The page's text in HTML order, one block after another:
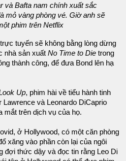
và Bafta nam chính xuất sắc
mỏ vàng phòng vé. Giờ anh sẽ
phim trên Netflix
tuyến sẽ không bằng lòng dừng
nhà sản xuất No Time to Die trong
thành công, để đưa Bond lên hạ
Up, phim hài về tiểu hành tinh
và Leonardo DiCaprio
mắt trên dịch vụ của họ.
ở Hollywood, có một căn phòng
xăng vào phần còn lại của ngôi
đợi thức dậy và đọc tin rằng Leo Di